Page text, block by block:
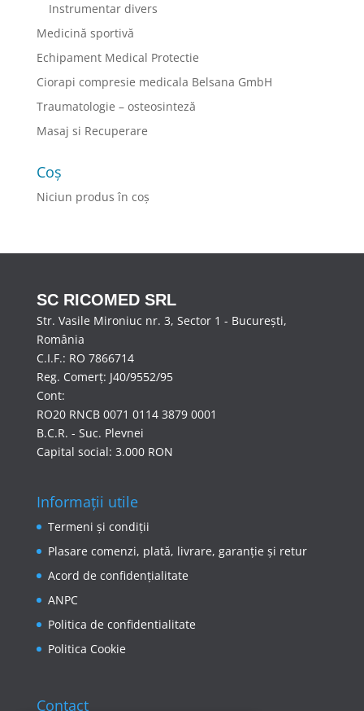
Instrumentar divers
Medicină sportivă
Echipament Medical Protectie
Ciorapi compresie medicala Belsana GmbH
Traumatologie – osteosinteză
Masaj si Recuperare
Coș
Niciun produs în coș
SC RICOMED SRL
Str. Vasile Mironiuc nr. 3, Sector 1 - București,
România
C.I.F.: RO 7866714
Reg. Comerț: J40/9552/95
Cont:
RO20 RNCB 0071 0114 3879 0001
B.C.R. - Suc. Plevnei
Capital social: 3.000 RON
Informații utile
Termeni și condiții
Plasare comenzi, plată, livrare, garanție și retur
Acord de confidențialitate
ANPC
Politica de confidentialitate
Politica Cookie
Contact